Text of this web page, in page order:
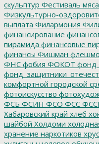
скульптур Фестиваль мяса
Физкультурно-
выплата Филармония
финансирование
пирамида финансовые
финансы Фишман
ФНС фобия ФОКОТ фонд
комфортной городской
фотоискусство
ФСБ ФСИН ФСО ФСС
Хабаровский край хлеб
шайбой Холдоми
хранение наркотиков